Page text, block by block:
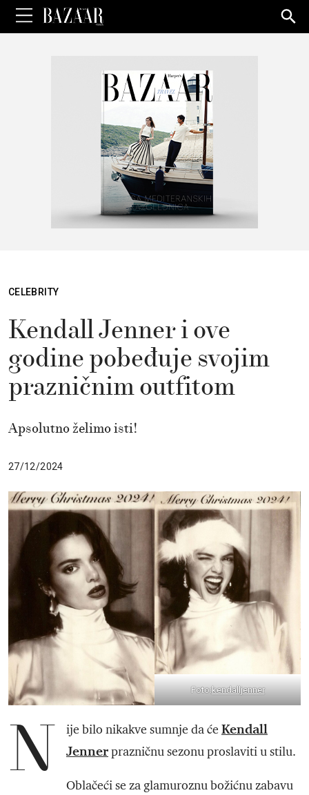
for:
CELEBRITY
Kendall Jenner i ove
godine pobeđuje svojim
prazničnim outfitom
Apsolutno želimo isti!
27/12/2024
Foto:kendalljenner
N ije bilo nikakve sumnje da će Kendall
Jennerprazničnu sezonu proslaviti u stilu.
Oblačeći se za glamuroznu božićnu zabavu